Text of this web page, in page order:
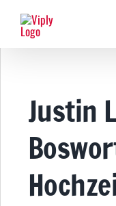
Inhalt
springen
Justin